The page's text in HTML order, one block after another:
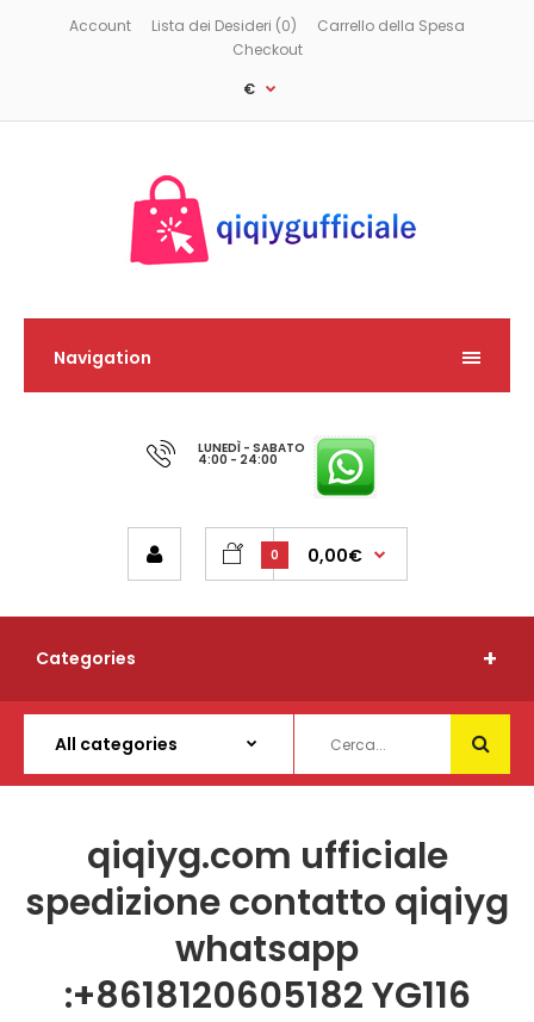
Account Lista dei Desideri (0)
Carrello della Spesa
Checkout
€
Navigation
LUNEDÌ - SABATO
4:00 - 24:00
0 0,00€
Categories
qiqiyg.com ufficiale
spedizione contatto qiqiyg
whatsapp
:+8618120605182 YG116